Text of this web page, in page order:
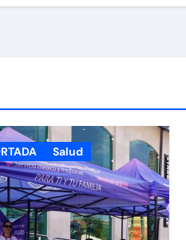
Salud